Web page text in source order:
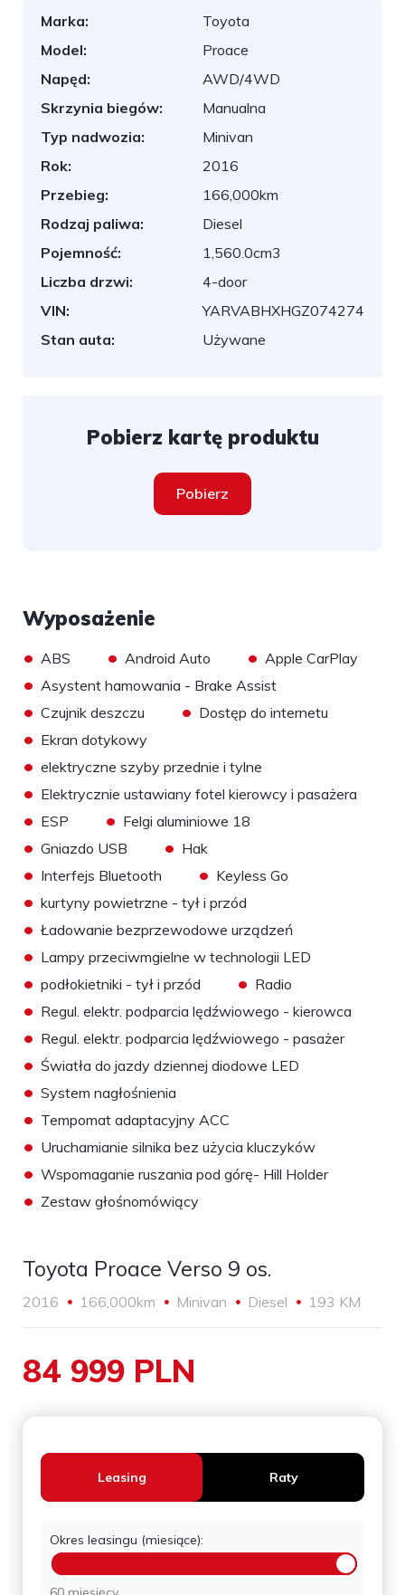
Marka:
Toyota
Model:
Proace
Napęd:
AWD/4WD
Skrzynia biegów:
Manualna
Typ nadwozia:
Minivan
Rok:
2016
Przebieg:
166,000km
Rodzaj paliwa:
Diesel
Pojemność:
1,560.0cm3
Liczba drzwi:
4-door
VIN:
YARVABHXHGZ074274
Stan auta:
Używane
Pobierz kartę produktu
Pobierz
Wyposażenie
• ABS • Android Auto • Apple CarPlay
• Asystent hamowania - Brake Assist
• Czujnik deszczu • Dostęp do internetu
• Ekran dotykowy
• elektryczne szyby przednie i tylne
• Elektrycznie ustawiany fotel kierowcy i pasażera
• ESP • Felgi aluminiowe 18
• Gniazdo USB • Hak
• Interfejs Bluetooth • Keyless Go
• kurtyny powietrzne - tył i przód
• Ładowanie bezprzewodowe urządzeń
• Lampy przeciwmgielne w technologii LED
• podłokietniki - tył i przód • Radio
• Regul. elektr. podparcia lędźwiowego - kierowca
• Regul. elektr. podparcia lędźwiowego - pasażer
• Światła do jazdy dziennej diodowe LED
• System nagłośnienia
• Tempomat adaptacyjny ACC
• Uruchamianie silnika bez użycia kluczyków
• Wspomaganie ruszania pod górę- Hill Holder
• Zestaw głośnomówiący
Toyota Proace Verso 9 os.
2016 166,000km Minivan Diesel 193 KM
84 999 PLN
Leasing Raty
Okres leasingu (miesiące):